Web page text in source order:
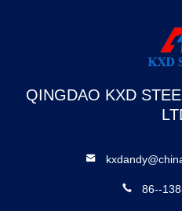
QINGDAO KXD
86--